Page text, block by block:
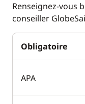
Renseignez-vous
conseiller
Obligatoire
APA